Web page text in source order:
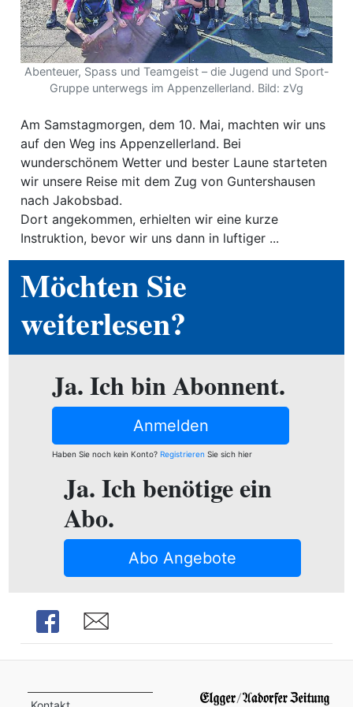
Region
Abenteuer, Spass und Teamgeist – die Jugend und Sport-
Gruppe unterwegs im Appenzellerland. Bild: zVg
Am Samstagmorgen, dem 10. Mai, machten wir uns
auf den Weg ins Appenzellerland. Bei
wunderschönem Wetter und bester Laune starteten
wir unsere Reise mit dem Zug von Guntershausen
nach Jakobsbad.
Dort angekommen, erhielten wir eine kurze
Instruktion, bevor wir uns dann in luftiger ...
Möchten Sie
weiterlesen?
Ja. Ich bin Abonnent.
Anmelden
Haben Sie noch kein Konto? RegistrierenSie sich hier
Ja. Ich benötige ein
Abo.
Abo Angebote
Share Share